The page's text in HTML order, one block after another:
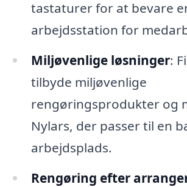
tastaturer for at bevare
arbejdsstation for
Miljøvenlige løsninger:
tilbyde miljøvenlige
rengøringsprodukter og
Nylars, der passer til en
arbejdsplads.
Rengøring efter